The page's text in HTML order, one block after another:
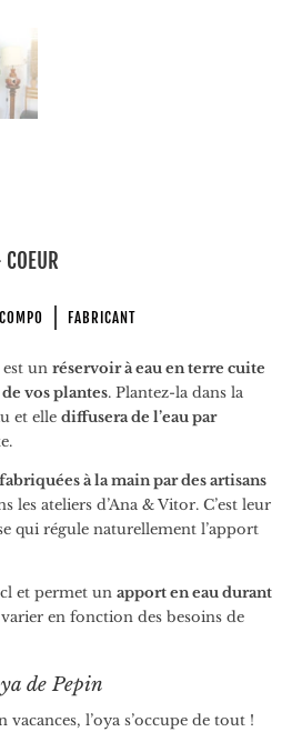
FABRICANT
est un réservoir à eau en terre cuite
vos plantes. Plantez-la dans la
et elle diffusera de l’eau par
fabriquées à la main par des artisans
les ateliers d’Ana & Vitor. C’est leur
qui régule naturellement l’apport
et permet un apport en eau durant
en fonction des besoins de
de Pepin
vacances, l’oya s’occupe de tout !